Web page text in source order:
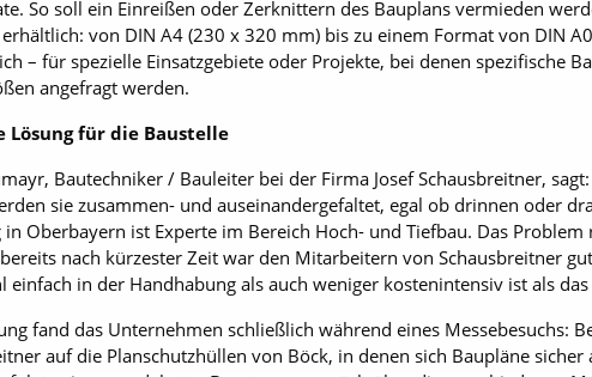
So soll ein Einreißen oder Zerknittern des Bauplans vermieden
von DIN A4 (230 x 320 mm) bis zu einem Format von DIN
– für spezielle Einsatzgebiete oder Projekte, bei denen spezifische
angefragt werden.
Lösung für die Baustelle
Bautechniker / Bauleiter bei der Firma Josef Schausbreitner,
sie zusammen- und auseinandergefaltet, egal ob drinnen oder
in Oberbayern ist Experte im Bereich Hoch- und Tiefbau. Das
nach kürzester Zeit war den Mitarbeitern von Schausbreitner
einfach in der Handhabung als auch weniger kostenintensiv ist als
fand das Unternehmen schließlich während eines Messebesuchs:
auf die Planschutzhüllen von Böck, in denen sich Baupläne